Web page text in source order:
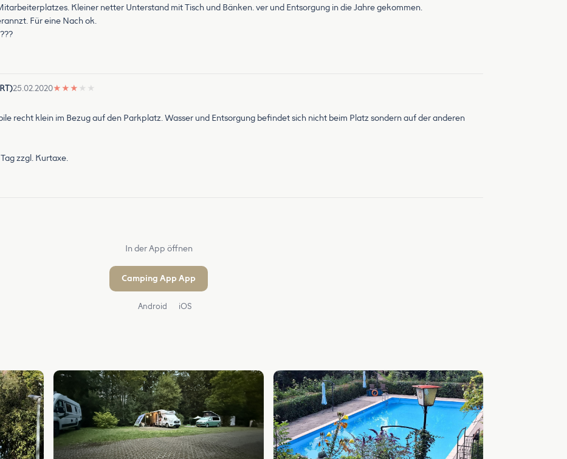
Kleiner netter Unterstand mit Tisch und Bänken. ver und Entsorgung in die Jahre gekommen.
Für eine Nach ok.
25.02.2020★ ★ ★ ★ ★
recht klein im Bezug auf den Parkplatz. Wasser und Entsorgung befindet sich nicht beim Platz sondern auf der anderen
zzgl. Kurtaxe.
In der App öffnen
Camping App App
Android iOS